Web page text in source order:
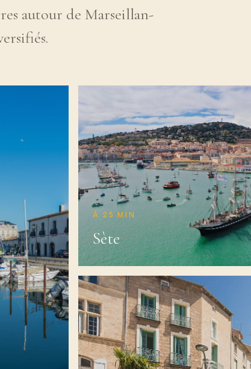
autour de Marseillan-
À 25 MIN
Sète